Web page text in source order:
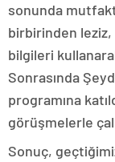
sonunda
birbirinden leziz,
bilgileri
Sonrasında
programına
görüşmelerle
Sonuç,